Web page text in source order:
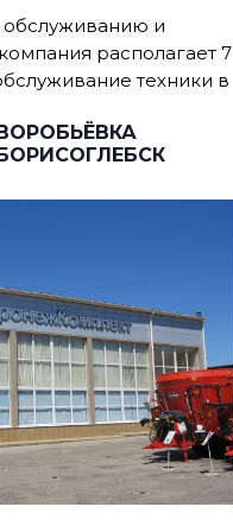
обслуживанию и
компания располагает 7
техники в